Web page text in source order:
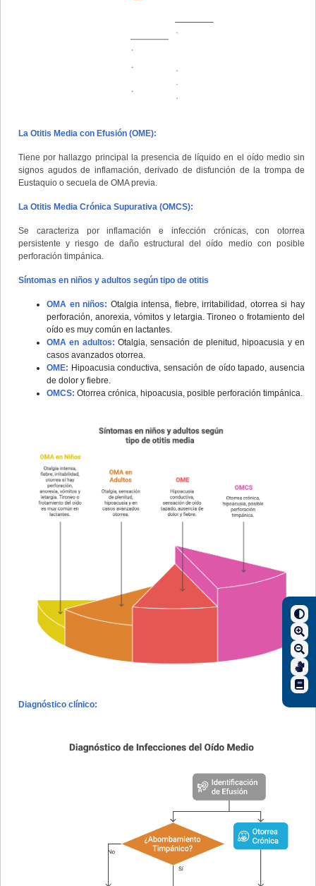
La Otitis Media con Efusión (OME):
Tiene por hallazgo principal la presencia de líquido en el oído medio sin
signos agudos de inflamación, derivado de disfunción de la trompa de
Eustaquio o secuela de OMA previa.
La Otitis Media Crónica Supurativa (OMCS):
Se caracteriza por inflamación e infección crónicas, con otorrea
persistente y riesgo de daño estructural del oído medio con posible
perforación timpánica.
Síntomas en niños y adultos según tipo de otitis
OMA en niños: Otalgia intensa, fiebre, irritabilidad, otorrea si hay
perforación, anorexia, vómitos y letargia. Tironeo o frotamiento del
oído es muy común en lactantes.
OMA en adultos: Otalgia, sensación de plenitud, hipoacusia y en
casos avanzados otorrea.
OME: Hipoacusia conductiva, sensación de oído tapado, ausencia
de dolor y fiebre.
OMCS: Otorrea crónica, hipoacusia, posible perforación timpánica.
Diagnóstico clínico: